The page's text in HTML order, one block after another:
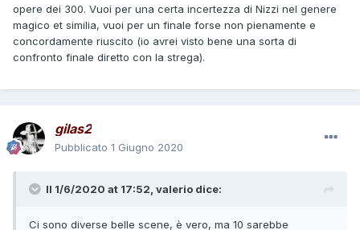
opere dei 300. Vuoi per una certa incertezza di Nizzi nel genere
magico et similia, vuoi per un finale forse non pienamente e
concordamente riuscito (io avrei visto bene una sorta di
confronto finale diretto con la strega).
gilas2
Pubblicato 1 Giugno 2020
Il 1/6/2020 at 17:52, valerio dice:
Ci sono diverse belle scene, è vero, ma 10 sarebbe